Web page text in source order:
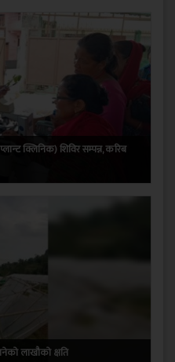
क्लिनिक) शिविर सम्पन्न, करिब
लाखौको क्षति